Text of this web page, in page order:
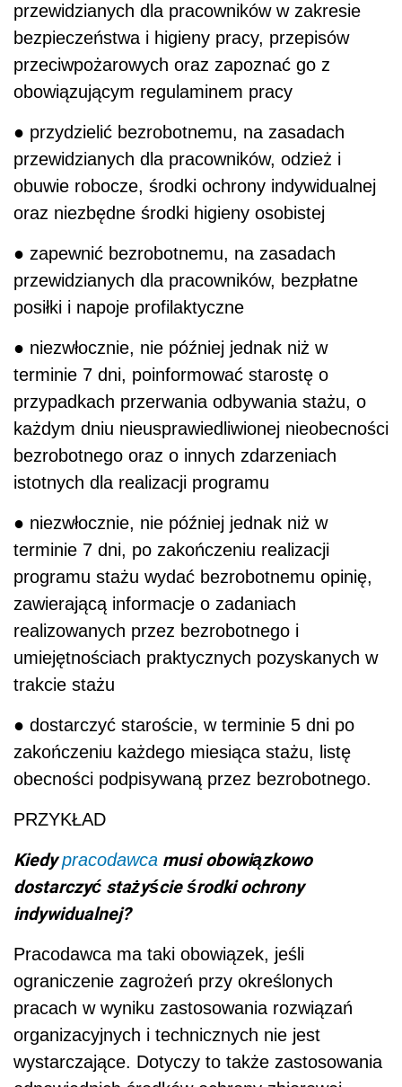
przewidzianych dla pracowników w zakresie
bezpieczeństwa i higieny pracy, przepisów
przeciwpożarowych oraz zapoznać go z
obowiązującym regulaminem pracy
● przydzielić bezrobotnemu, na zasadach
przewidzianych dla pracowników, odzież i
obuwie robocze, środki ochrony indywidualnej
oraz niezbędne środki higieny osobistej
● zapewnić bezrobotnemu, na zasadach
przewidzianych dla pracowników, bezpłatne
posiłki i napoje profilaktyczne
● niezwłocznie, nie później jednak niż w
terminie 7 dni, poinformować starostę o
przypadkach przerwania odbywania stażu, o
każdym dniu nieusprawiedliwionej nieobecności
bezrobotnego oraz o innych zdarzeniach
istotnych dla realizacji programu
● niezwłocznie, nie później jednak niż w
terminie 7 dni, po zakończeniu realizacji
programu stażu wydać bezrobotnemu opinię,
zawierającą informacje o zadaniach
realizowanych przez bezrobotnego i
umiejętnościach praktycznych pozyskanych w
trakcie stażu
● dostarczyć staroście, w terminie 5 dni po
zakończeniu każdego miesiąca stażu, listę
obecności podpisywaną przez bezrobotnego.
PRZYKŁAD
Kiedypracodawca musi obowiązkowo
dostarczyć stażyście środki ochrony
indywidualnej?
Pracodawca ma taki obowiązek, jeśli
ograniczenie zagrożeń przy określonych
pracach w wyniku zastosowania rozwiązań
organizacyjnych i technicznych nie jest
wystarczające. Dotyczy to także zastosowania